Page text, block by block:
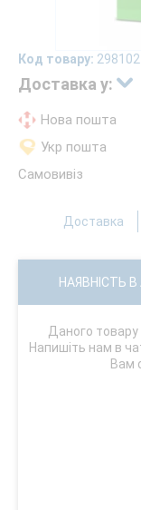
Код товару:
Доставка у:
Нова пошта
Укр пошта
Самовивіз
Доставка
НАЯВНІСТЬ
Даного товару
Напишіть нам в
Вам